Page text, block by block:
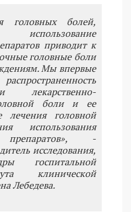
головных болей,
приводит к
головные боли
Мы впервые
лекарственно-
боли и ее
лечения головной
использования
препаратов», -
исследования,
госпитальной
клинической
Лебедева.